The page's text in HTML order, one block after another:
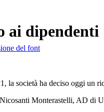
ai dipendenti
del font
società ha deciso oggi un
Monterastelli, AD di